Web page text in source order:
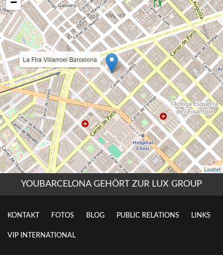
YOUBARCELONA GEHÖRT ZUR LUX GROUP
KONTAKT FOTOS BLOG PUBLIC RELATIONS LINKS
VIP INTERNATIONAL